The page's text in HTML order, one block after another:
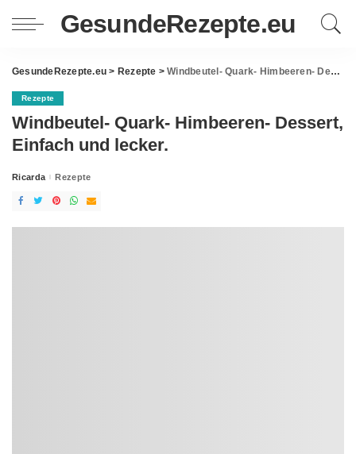
GesundeRezepte.eu
GesundeRezepte.eu > Rezepte >Windbeutel- Quark- Himbeeren- Dessert, Einfach und lecker.
Rezepte
Windbeutel- Quark- Himbeeren- Dessert,
Einfach und lecker.
Posted
Ricarda Rezepte